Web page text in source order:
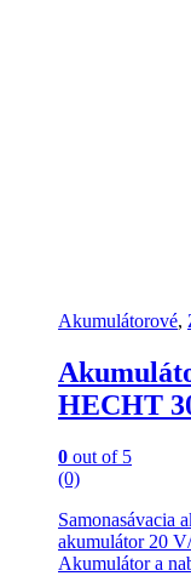
Akumulátorové,
HECHT
0 out of 5
(0)
Samonasávacia
akumulátor 20
Akumulátor a